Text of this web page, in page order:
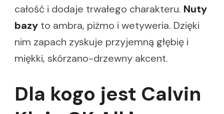
całość i dodaje trwałego charakteru. Nuty
bazy to ambra, piżmo i wetyweria. Dzięki
nim zapach zyskuje przyjemną głębię i
miękki, skórzano-drzewny akcent.
Dla kogo jest Calvin